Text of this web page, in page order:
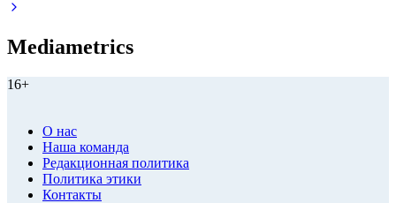
Mediametrics
16+
О нас
Наша команда
Редакционная политика
Политика этики
Контакты